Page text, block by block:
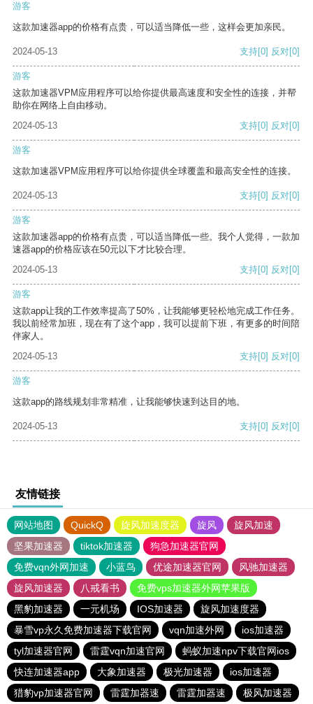
游客
这款加速器app的价格有点贵，可以适当降低一些，这样会更加亲民。
2024-05-13 支持[0] 反对[0]
游客
这款加速器VPM应用程序可以给你提供最高速度和安全性的连接，并帮
助你在网络上自由移动。
2024-05-13
支持[0] 反对[0]
游客
这款加速器VPM应用程序可以给你提供全球覆盖和最高安全性的连接。
2024-05-13 支持[0] 反对[0]
游客
这款加速器app的价格有点贵，可以适当降低一些。我个人觉得，一款加
速器app的价格应该在50元以下才比较合理。
2024-05-13
支持[0] 反对[0]
游客
这款app让我的工作效率提高了50%，让我能够更轻松地完成工作任务。
我以前经常加班，现在有了这个app，我可以提前下班，有更多的时间陪
伴家人。
2024-05-13
支持[0] 反对[0]
游客
这款app的路线规划非常精准，让我能够快速到达目的地。
2024-05-13 支持[0] 反对[0]
友情链接
网站地图 QuickQ 旋风加速度器 旋风
旋风加速
坚果加速器
tiktok加速器
狗急加速器官网
免费vqn外网加速
小蓝鸟 优途加速器官网
风驰加速器
旋风加速器
八戒看书
免费vps加速器外网苹果版
黑豹加速器
一元机场 IOS加速器
旋风加速度器
暴雪vp永久免费加速器下载官网
vqn加速外网
ios加速器
tyl加速器官网
雷霆vqn加速官网
蚂蚁加速npv下载官网ios
快连加速器app
大象加速器 极光加速器
ios加速器
猎豹vp加速器官网
雷霆加器速 雷霆加器速 极风加速器